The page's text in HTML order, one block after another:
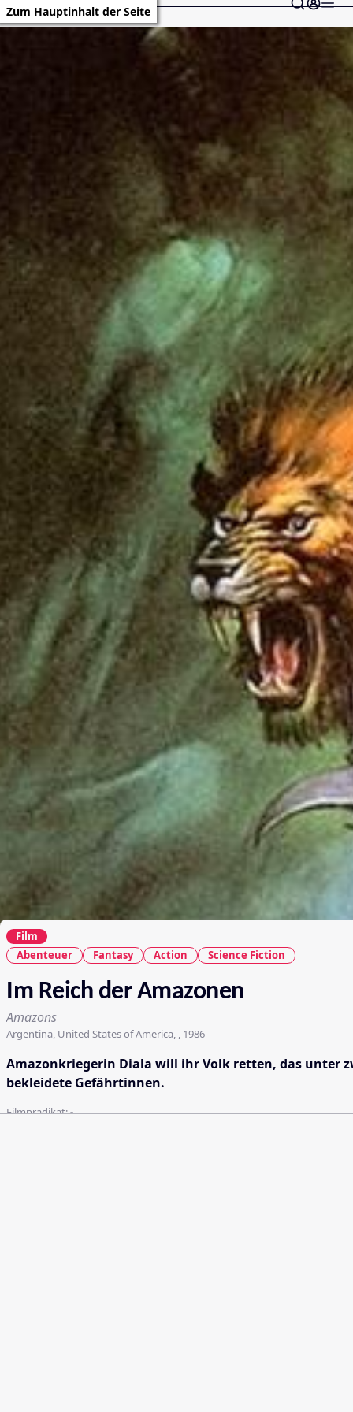
Zum Hauptinhalt der Seite
Film
Abenteuer
Fantasy Action Science Fiction
Im Reich der Amazonen
Amazons
Argentina, United States of America, , 1986
Amazonkriegerin Diala will ihr Volk retten, das unter
bekleidete Gefährtinnen.
Filmprädikat:-